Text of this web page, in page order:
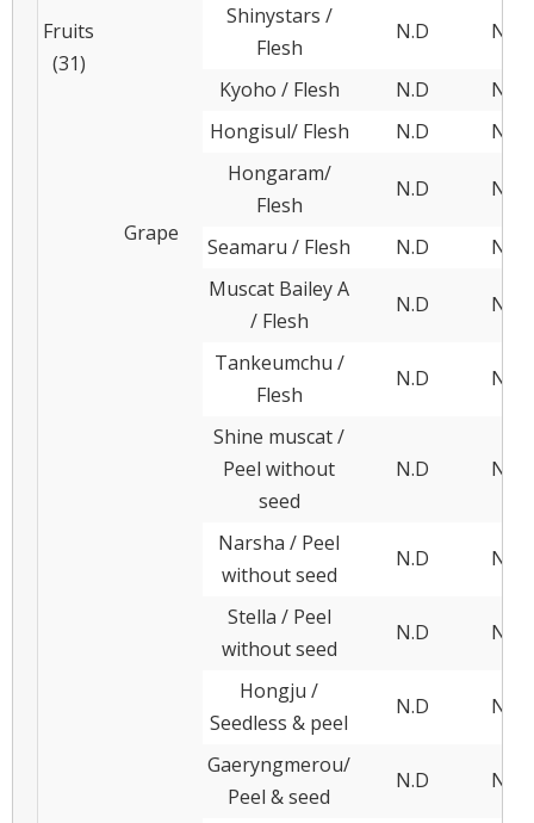
Fruits
(31)
Grape
Shinystars /
Flesh
N.D N.D
Kyoho / Flesh N.D
N.D
Hongisul/ Flesh
N.D
N.D
Hongaram/
Flesh
N.D N.D
Seamaru / Flesh N.D
N.D
Muscat Bailey A
/ Flesh
N.D N.D
Tankeumchu /
Flesh
N.D N.D
Shine muscat /
Peel without
seed
N.D N.D
Narsha / Peel
without seed
N.D N.D
Stella / Peel
without seed
N.D N.D
Hongju /
Seedless & peel
N.D N.D
Gaeryngmerou/
Peel & seed
N.D N.D